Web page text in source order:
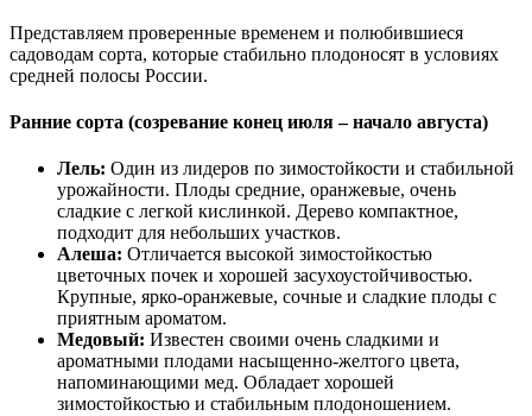
Представляем проверенные временем и полюбившиеся
садоводам сорта, которые стабильно плодоносят в условиях
средней полосы России.
Ранние сорта (созревание конец июля – начало августа)
Лель: Один из лидеров по зимостойкости и стабильной
урожайности. Плоды средние, оранжевые, очень
сладкие с легкой кислинкой. Дерево компактное,
подходит для небольших участков.
Алеша: Отличается высокой зимостойкостью
цветочных почек и хорошей засухоустойчивостью.
Крупные, ярко-оранжевые, сочные и сладкие плоды с
приятным ароматом.
Медовый: Известен своими очень сладкими и
ароматными плодами насыщенно-желтого цвета,
напоминающими мед. Обладает хорошей
зимостойкостью и стабильным плодоношением.